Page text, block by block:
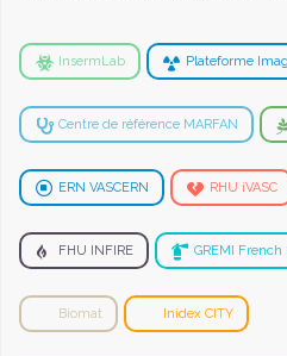
InsermLab Plateforme
Centre de référence MARFAN
ERN VASCERN RHU iVASC
FHU INFIRE GREMI
Biomat Inidex CITY